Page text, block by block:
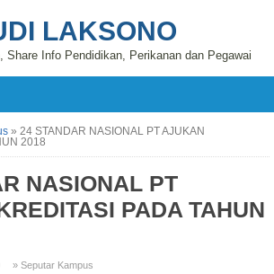
LAKSONO
Share Info Pendidikan, Perikanan dan Pegawai
» 24 STANDAR NASIONAL PT AJUKAN
2018
NASIONAL PT
PADA TAHUN
» Seputar Kampus